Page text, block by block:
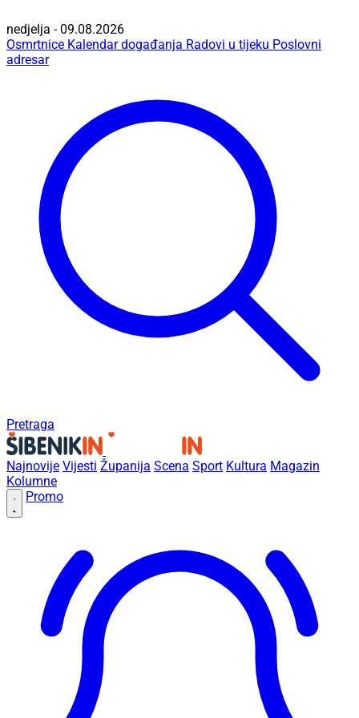
nedjelja - 09.08.2026
Osmrtnice Kalendar događanja Radovi u tijeku Poslovni
adresar
Pretraga
Najnovije Vijesti Županija Scena Sport Kultura Magazin
Kolumne
Promo